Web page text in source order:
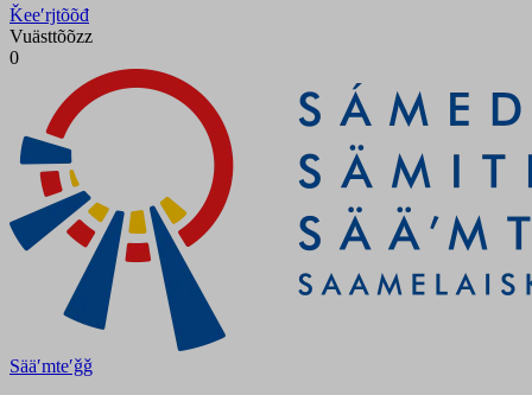
Ǩeeʹrjtõõđ
Vuästtõõzz
0
Sääʹmteʹǧǧ